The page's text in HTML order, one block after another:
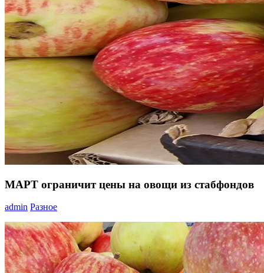
МАРТ ограничит цены на овощи из стабфондов
admin Разное